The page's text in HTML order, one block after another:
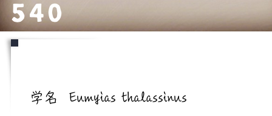
540
学名 Eumyias thalassinus